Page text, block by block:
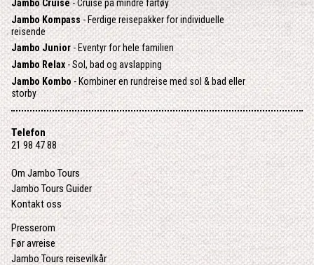
Jambo Cruise- Cruise på mindre fartøy
Jambo Kompass- Ferdige reisepakker for individuelle
reisende
Jambo Junior - Eventyr for hele familien
Jambo Relax- Sol, bad og avslapping
Jambo Kombo- Kombiner en rundreise med sol & bad eller
storby
Telefon
21 98 47 88
Om Jambo Tours
Jambo Tours Guider
Kontakt oss
Presserom
Før avreise
Jambo Tours reisevilkår